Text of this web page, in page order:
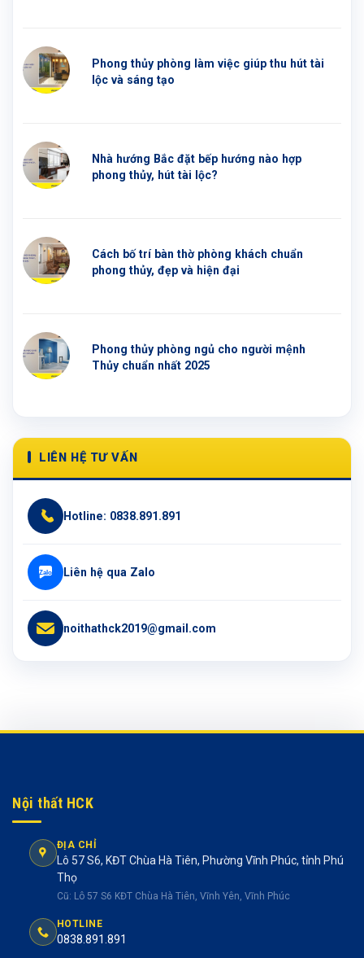
Phong thủy phòng làm việc giúp thu hút tài
lộc và sáng tạo
Nhà hướng Bắc đặt bếp hướng nào hợp
phong thủy, hút tài lộc?
Cách bố trí bàn thờ phòng khách chuẩn
phong thủy, đẹp và hiện đại
Phong thủy phòng ngủ cho người mệnh
Thủy chuẩn nhất 2025
LIÊN HỆ TƯ VẤN
Hotline: 0838.891.891
Liên hệ qua Zalo
noithathck2019@gmail.com
Nội thất HCK
ĐỊA CHỈ
Lô 57 S6, KĐT Chùa Hà Tiên, Phường Vĩnh Phúc, tỉnh Phú
Thọ
Cũ: Lô 57 S6 KĐT Chùa Hà Tiên, Vĩnh Yên, Vĩnh Phúc
HOTLINE
0838.891.891